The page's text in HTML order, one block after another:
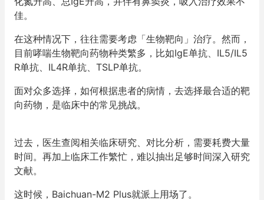
佳。
在这种情况下，往往需要考虑「生物靶向」治疗。然而，
目前哮喘生物靶向药物种类繁多，比如IgE单抗、IL5/IL5
R单抗、IL4R单抗、TSLP单抗。
面对众多选择，如何根据患者的病情，去选择最合适的靶
向药物，是临床中的常见挑战。
过去，医生查阅相关临床研究、对比分析，需要耗费大量
时间。再加上临床工作繁忙，难以抽出足够时间深入研究
文献。
这时候，Baichuan-M2 Plus就派上用场了。